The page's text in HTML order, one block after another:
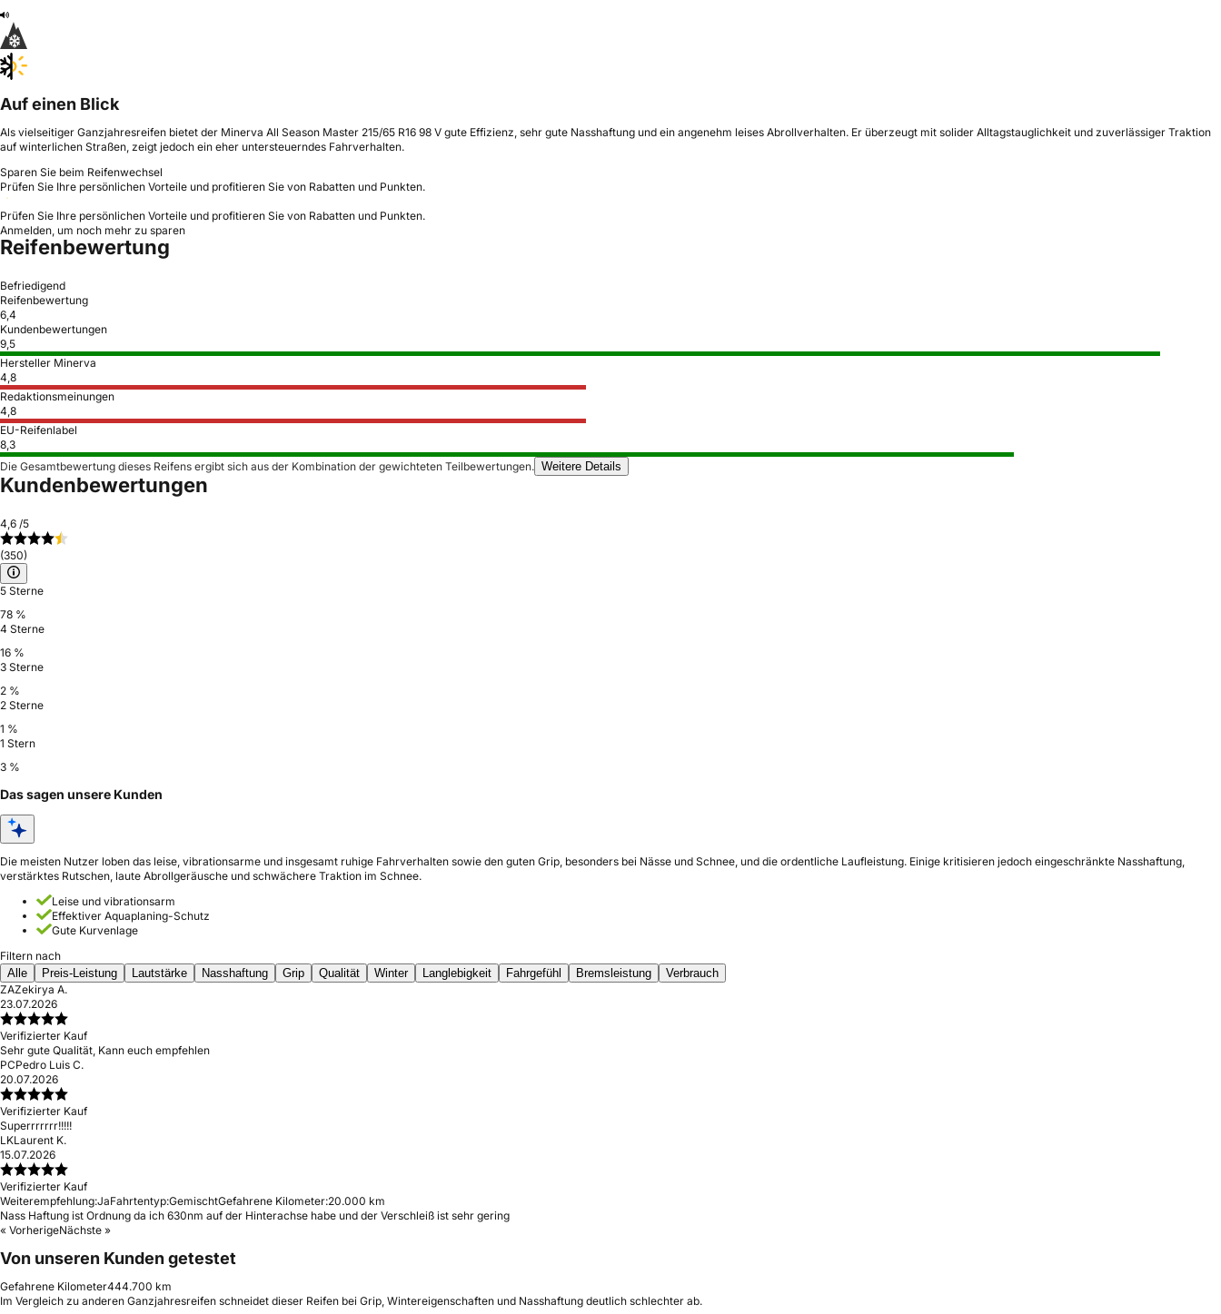
Auf einen Blick
Als vielseitiger Ganzjahresreifen bietet der Minerva All Season Master 215/65 R16 98 V gute Effizienz, sehr gute Nasshaftung und ein angenehm leises Abrollverhalten. Er überzeugt mit solider Alltagstauglichkeit und zuverlässiger Traktion
auf winterlichen Straßen, zeigt jedoch ein eher untersteuerndes Fahrverhalten.
Sparen Sie beim Reifenwechsel
Prüfen Sie Ihre persönlichen Vorteile und profitieren Sie von Rabatten und Punkten.
Prüfen Sie Ihre persönlichen Vorteile und profitieren Sie von Rabatten und Punkten.
Anmelden, um noch mehr zu sparen
Reifenbewertung
Befriedigend
Reifenbewertung
6,4
Kundenbewertungen
9,5
Hersteller Minerva
4,8
Redaktionsmeinungen
4,8
EU-Reifenlabel
8,3
Die Gesamtbewertung dieses Reifens ergibt sich aus der Kombination der gewichteten Teilbewertungen. Weitere Details
Kundenbewertungen
4,6 /5
(350)
5 Sterne
78 %
4 Sterne
16 %
3 Sterne
2 %
2 Sterne
1 %
1 Stern
3 %
Das sagen unsere Kunden
Die meisten Nutzer loben das leise, vibrationsarme und insgesamt ruhige Fahrverhalten sowie den guten Grip, besonders bei Nässe und Schnee, und die ordentliche Laufleistung. Einige kritisieren jedoch eingeschränkte Nasshaftung,
verstärktes Rutschen, laute Abrollgeräusche und schwächere Traktion im Schnee.
Leise und vibrationsarm
Effektiver Aquaplaning-Schutz
Gute Kurvenlage
Filtern nach
Alle
Preis-Leistung Lautstärke Nasshaftung Grip Qualität Winter Langlebigkeit Fahrgefühl Bremsleistung
Verbrauch
ZAZekirya A.
23.07.2026
Verifizierter Kauf
Sehr gute Qualität, Kann euch empfehlen
PCPedro Luis C.
20.07.2026
Verifizierter Kauf
Superrrrrrr!!!!!
LKLaurent K.
15.07.2026
Verifizierter Kauf
Weiterempfehlung:JaFahrtentyp:GemischtGefahrene Kilometer:20.000 km
Nass Haftung ist Ordnung da ich 630nm auf der Hinterachse habe und der Verschleiß ist sehr gering
« VorherigeNächste »
Von unseren Kunden getestet
Gefahrene Kilometer444.700 km
Im Vergleich zu anderen Ganzjahresreifen schneidet dieser Reifen bei Grip, Wintereigenschaften und Nasshaftung deutlich schlechter ab.